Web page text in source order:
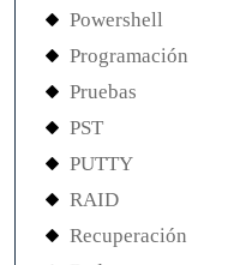
Powershell
Programación
Pruebas
PST
PUTTY
RAID
Recuperación